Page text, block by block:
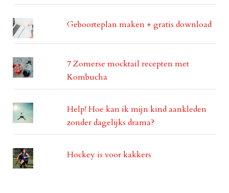
Geboorteplan maken + gratis download
7 Zomerse mocktail recepten met
Kombucha
Help! Hoe kan ik mijn kind aankleden
zonder dagelijks drama?
Hockey is voor kakkers